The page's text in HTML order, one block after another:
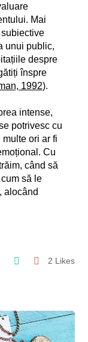
Mai
unui public,
despre
înspre
1992).
intense,
potrivesc cu
ori ar fi
Cu
când să
să le
alocând
2 Likes